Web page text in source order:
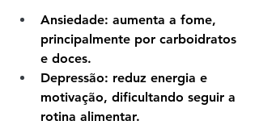
Ansiedade: aumenta a fome,
principalmente por carboidratos
e doces.
Depressão: reduz energia e
motivação, dificultando seguir a
rotina alimentar.